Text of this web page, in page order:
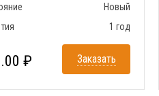
Новый
1 год
₽ Заказать